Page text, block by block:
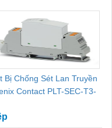
Bị Chống Sét Lan Truyền
Contact PLT-SEC-T3-